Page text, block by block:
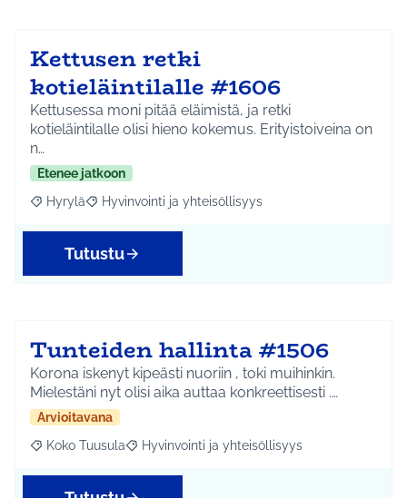
Kettusen retki
kotieläintilalle #1606
Kettusessa moni pitää eläimistä, ja retki
kotieläintilalle olisi hieno kokemus. Erityistoiveina on
n…
Etenee jatkoon
Rajaa tulokset aihepiirin mukaan: Hyrylä
Hyrylä Rajaa tulokset teeman mukaan: Hyvinvointi ja
Hyvinvointi ja yhteisöllisyys
Tutustu
Tunteiden hallinta #1506
Korona iskenyt kipeästi nuoriin , toki muihinkin.
Mielestäni nyt olisi aika auttaa konkreettisesti .…
Arvioitavana
Rajaa tulokset aihepiirin mukaan: Koko Tuusula
Koko Tuusula Rajaa tulokset teeman mukaan: Hyvinvointi ja
Hyvinvointi ja yhteisöllisyys